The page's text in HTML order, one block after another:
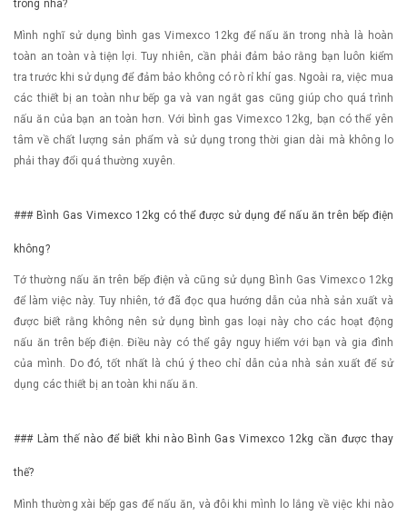
trong nhà?
Mình nghĩ sử dụng bình gas Vimexco 12kg để nấu ăn trong nhà là hoàn
toàn an toàn và tiện lợi. Tuy nhiên, cần phải đảm bảo rằng bạn luôn kiểm
tra trước khi sử dụng để đảm bảo không có rò rỉ khí gas. Ngoài ra, việc mua
các thiết bị an toàn như bếp ga và van ngắt gas cũng giúp cho quá trình
nấu ăn của bạn an toàn hơn. Với bình gas Vimexco 12kg, bạn có thể yên
tâm về chất lượng sản phẩm và sử dụng trong thời gian dài mà không lo
phải thay đổi quá thường xuyên.
### Bình Gas Vimexco 12kg có thể được sử dụng để nấu ăn trên bếp điện
không?
Tớ thường nấu ăn trên bếp điện và cũng sử dụng Bình Gas Vimexco 12kg
để làm việc này. Tuy nhiên, tớ đã đọc qua hướng dẫn của nhà sản xuất và
được biết rằng không nên sử dụng bình gas loại này cho các hoạt động
nấu ăn trên bếp điện. Điều này có thể gây nguy hiểm với bạn và gia đình
của mình. Do đó, tốt nhất là chú ý theo chỉ dẫn của nhà sản xuất để sử
dụng các thiết bị an toàn khi nấu ăn.
### Làm thế nào để biết khi nào Bình Gas Vimexco 12kg cần được thay
thế?
Mình thường xài bếp gas để nấu ăn, và đôi khi mình lo lắng về việc khi nào